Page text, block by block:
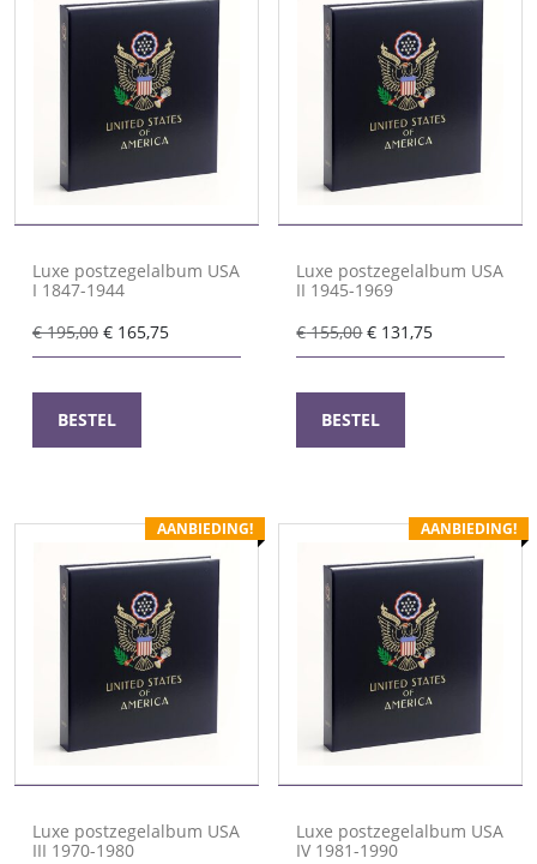
Luxe postzegelalbum USA
I 1847-1944
€195,00 Oorspronkelijke
prijs
€ 195,00.
€ 165,75Huidige
prijs
BESTEL
Luxe postzegelalbum USA
II 1945-1969
€155,00Oorspronkelijke
prijs
€ 155,00.
€ 131,75Huidige
prijs
BESTEL
AANBIEDING!
Luxe postzegelalbum USA
III 1970-1980
AANBIEDING!
Luxe postzegelalbum USA
IV 1981-1990